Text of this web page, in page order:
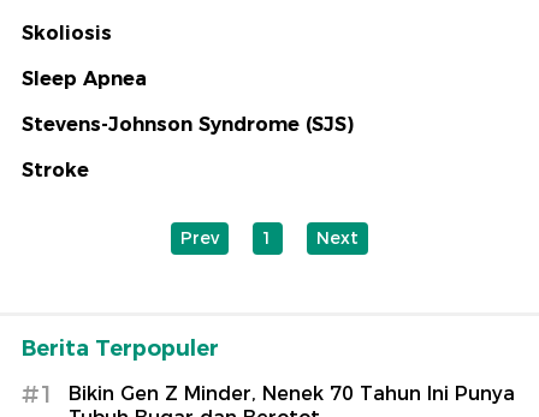
Skoliosis
Sleep Apnea
Stevens-Johnson Syndrome (SJS)
Stroke
Prev 1 Next
Berita Terpopuler
#1
Bikin Gen Z Minder, Nenek 70 Tahun Ini Punya